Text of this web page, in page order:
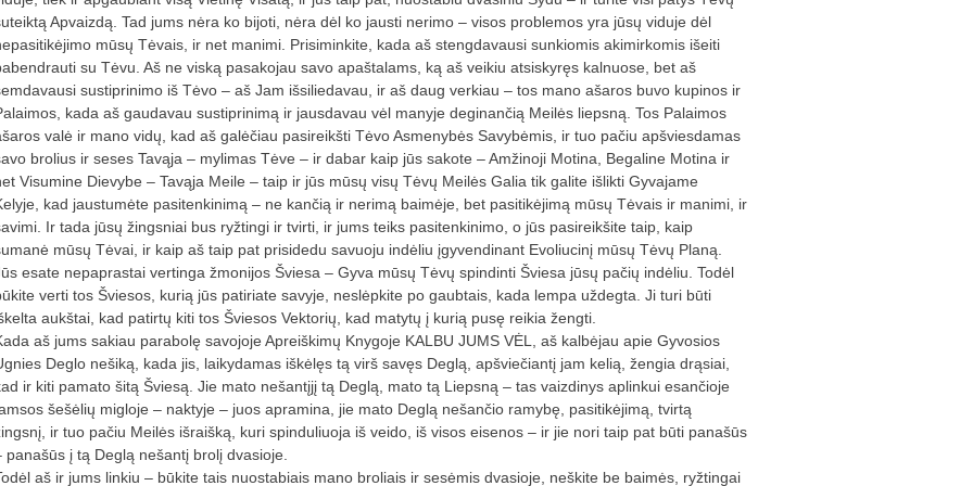
Apvaizdą. Tad jums nėra ko bijoti, nėra dėl ko jausti nerimo – visos problemos yra jūsų viduje dėl
mūsų Tėvais, ir net manimi. Prisiminkite, kada aš stengdavausi sunkiomis akimirkomis išeiti
su Tėvu. Aš ne viską pasakojau savo apaštalams, ką aš veikiu atsiskyręs kalnuose, bet aš
sustiprinimo iš Tėvo – aš Jam išsiliedavau, ir aš daug verkiau – tos mano ašaros buvo kupinos ir
kada aš gaudavau sustiprinimą ir jausdavau vėl manyje deginančią Meilės liepsną. Tos Palaimos
valė ir mano vidų, kad aš galėčiau pasireikšti Tėvo Asmenybės Savybėmis, ir tuo pačiu apšviesdamas
brolius ir seses Tavąja – mylimas Tėve – ir dabar kaip jūs sakote – Amžinoji Motina, Begaline Motina ir
Visumine Dievybe – Tavąja Meile – taip ir jūs mūsų visų Tėvų Meilės Galia tik galite išlikti Gyvajame
kad jaustumėte pasitenkinimą – ne kančią ir nerimą baimėje, bet pasitikėjimą mūsų Tėvais ir manimi, ir
Ir tada jūsų žingsniai bus ryžtingi ir tvirti, ir jums teiks pasitenkinimo, o jūs pasireikšite taip, kaip
mūsų Tėvai, ir kaip aš taip pat prisidedu savuoju indėliu įgyvendinant Evoliucinį mūsų Tėvų Planą.
esate nepaprastai vertinga žmonijos Šviesa – Gyva mūsų Tėvų spindinti Šviesa jūsų pačių indėliu. Todėl
verti tos Šviesos, kurią jūs patiriate savyje, neslėpkite po gaubtais, kada lempa uždegta. Ji turi būti
aukštai, kad patirtų kiti tos Šviesos Vektorių, kad matytų į kurią pusę reikia žengti.
aš jums sakiau parabolę savojoje Apreiškimų Knygoje KALBU JUMS VĖL, aš kalbėjau apie Gyvosios
Deglo nešiką, kada jis, laikydamas iškėlęs tą virš savęs Deglą, apšviečiantį jam kelią, žengia drąsiai,
ir kiti pamato šitą Šviesą. Jie mato nešantįjį tą Deglą, mato tą Liepsną – tas vaizdinys aplinkui esančioje
šešėlių migloje – naktyje – juos apramina, jie mato Deglą nešančio ramybę, pasitikėjimą, tvirtą
ir tuo pačiu Meilės išraišką, kuri spinduliuoja iš veido, iš visos eisenos – ir jie nori taip pat būti panašūs
panašūs į tą Deglą nešantį brolį dvasioje.
aš ir jums linkiu – būkite tais nuostabiais mano broliais ir sesėmis dvasioje, neškite be baimės, ryžtingai